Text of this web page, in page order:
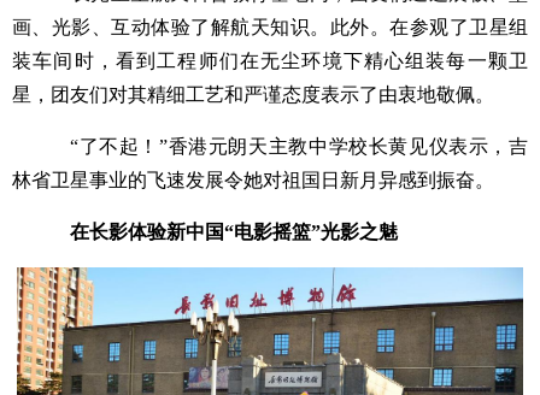
画、光影、互动体验了解航天知识。此外。在参观了卫星组
装车间时，看到工程师们在无尘环境下精心组装每一颗卫
星，团友们对其精细工艺和严谨态度表示了由衷地敬佩。
“了不起！”香港元朗天主教中学校长黄见仪表示，吉
林省卫星事业的飞速发展令她对祖国日新月异感到振奋。
在长影体验新中国“电影摇篮”光影之魅